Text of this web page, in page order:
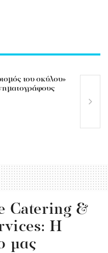
του σκύλου»
Catering &
Η
μας